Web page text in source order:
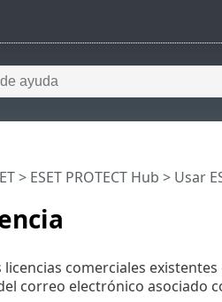
> ESET PROTECT Hub > Usar
comerciales existentes
correo electrónico asociado